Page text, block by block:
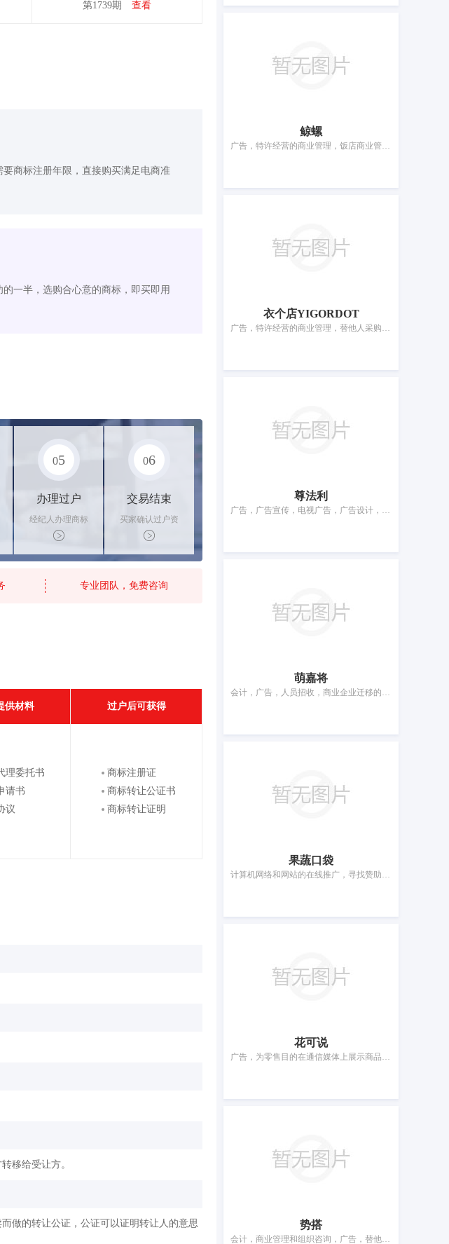
第1739期 查看
商标注册年限，直接购买满足电商准
一半，选购合心意的商标，即买即用
05
办理过户
经纪人办理商标
转让手续，交付
相关证书
06
交易结束
买家确认过户资
料后，平台解冻
资金支付卖家
专业团队，免费咨询
供材料 过户后可获得
理委托书
请书
议
商标注册证
商标转让公证书
商标转让证明
移给受让方。
做的转让公证，公证可以证明转让人的意思
鲸螺
广告，特许经营的商业管理，饭店商业管理，市场营销，为商品和服务的买卖双方提供在线市场，人事管理咨询，办公机器和设备出租，会计，寻找赞助，药用、兽医用、卫生用制剂和医疗用品的零售服务
衣个店YIGORDOT
广告，特许经营的商业管理，替他人采购（替其他企业购买商品或服务），市场营销，替他人推销，为商品和服务的买卖双方提供在线市场，人员招收，在计算机数据库中更新和维护数据，会计，药品零售或批发服务
尊法利
广告，广告宣传，电视广告，广告设计，商业研究，替他人推销，替他人采购（替其他企业购买商品或服务），计算机数据库信息系统化，文件复制，会计
萌嘉将
会计，广告，人员招收，商业企业迁移的管理服务，特许经营的商业管理，寻找赞助，市场营销，药用、兽医用、卫生用制剂和医疗用品的零售服务，在计算机数据库中更新和维护数据，为商品和服务的买卖双方提供在线市场
果蔬口袋
计算机网络和网站的在线推广，寻找赞助，为商品和服务的买卖双方提供在线市场，药用、兽医用、卫生用制剂和医疗用品的批发服务，会计，商业管理和组织咨询，广告，替他人推销，将信息编入计算机数据库，特许经营的商业管理
花可说
广告，为零售目的在通信媒体上展示商品，商业管理辅助，特许经营的商业管理，进出口代理，替他人推销，市场营销，为商品和服务的买卖双方提供在线市场，自动售货机出租，人事管理咨询
势搭
会计，商业管理和组织咨询，广告，替他人推销，将信息编入计算机数据库，特许经营的商业管理，计算机网络和网站的在线推广，寻找赞助，为商品和服务的买卖双方提供在线市场，药用、兽医用、卫生用制剂和医疗用品的批发服务